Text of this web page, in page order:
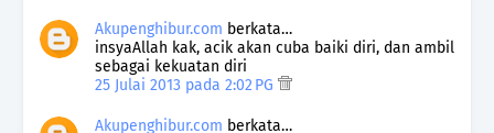
Akupenghibur.com berkata…
insyaAllah kak, acik akan cuba baiki diri, dan ambil
sebagai kekuatan diri
25 Julai 2013 pada 2:02 PG
Akupenghibur.com berkata…